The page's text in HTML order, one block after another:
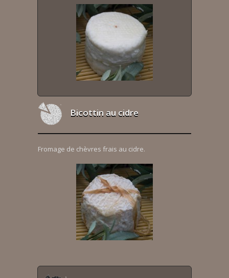
Bicottin au cidre
Fromage de chèvres frais au cidre.